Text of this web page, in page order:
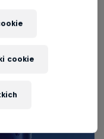
cookie